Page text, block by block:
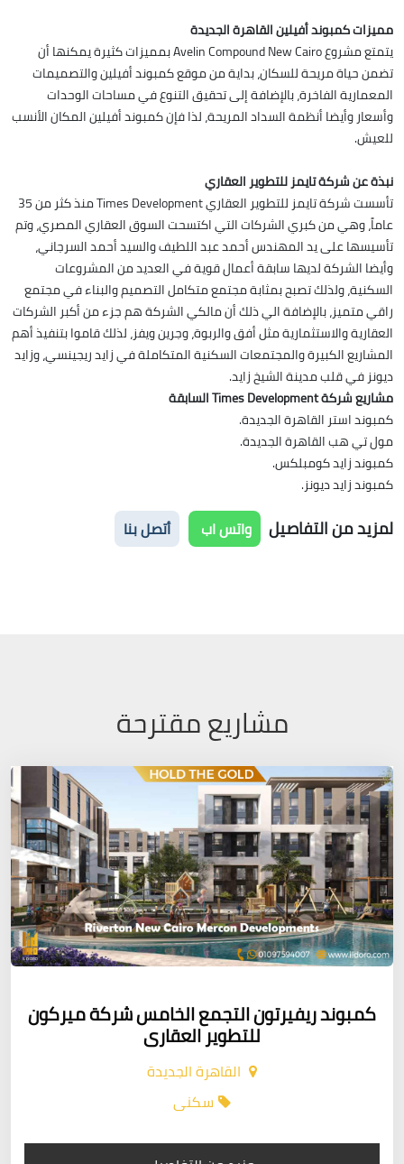
مميزات كمبوند أفيلين القاهرة الجديدة
يتمتع مشروع Avelin Compound New Cairo بمميزات كثيرة يمكنها أن
تضمن حياة مريحة للسكان، بداية من موقع كمبوند أفيلين والتصميمات
المعمارية الفاخرة، بالإضافة إلى تحقيق التنوع في مساحات الوحدات
وأسعار وأيضا أنظمة السداد المريحة، لذا فإن كمبوند أفيلين المكان الأنسب
للعيش.
نبذة عن شركة تايمز للتطوير العقاري
تأسست شركة تايمز للتطوير العقاري Times Development منذ كثر من 35
عاماً، وهي من كبري الشركات التي اكتسحت السوق العقاري المصري، وتم
تأسيسها على يد المهندس أحمد عبد اللطيف والسيد أحمد السرجاني،
وأيضا الشركة لديها سابقة أعمال قوية في العديد من المشروعات
السكنية، ولذلك تصبح بمثابة مجتمع متكامل التصميم والبناء في مجتمع
راقي متميز، بالإضافة الي ذلك أن مالكي الشركة هم جزء من أكبر الشركات
العقارية والاستثمارية مثل أفق والربوة، وجرين ويفز، لذلك قاموا بتنفيذ أهم
المشاريع الكبيرة والمجتمعات السكنية المتكاملة في زايد ريجينسي، وزايد
ديونز في قلب مدينة الشيخ زايد.
مشاريع شركة Times Development السابقة
كمبوند استر القاهرة الجديدة.
مول تي هب القاهرة الجديدة.
كمبوند زايد كومبلكس.
كمبوند زايد ديونز.
لمزيد من التفاصيل واتس اب أتصل بنا
مشاريع مقترحة
كمبوند ريفيرتون التجمع الخامس شركة ميركون
للتطوير العقارى
القاهرة الجديدة
سكنى